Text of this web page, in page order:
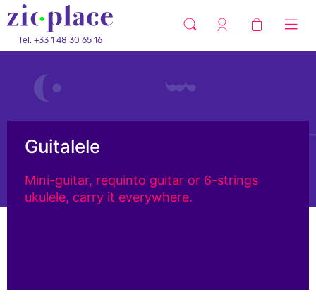
Tel: +33 1 48 30 65 16
Guitalele
Mini-guitar, requinto guitar or 6-strings
ukulele, carry it everywhere.